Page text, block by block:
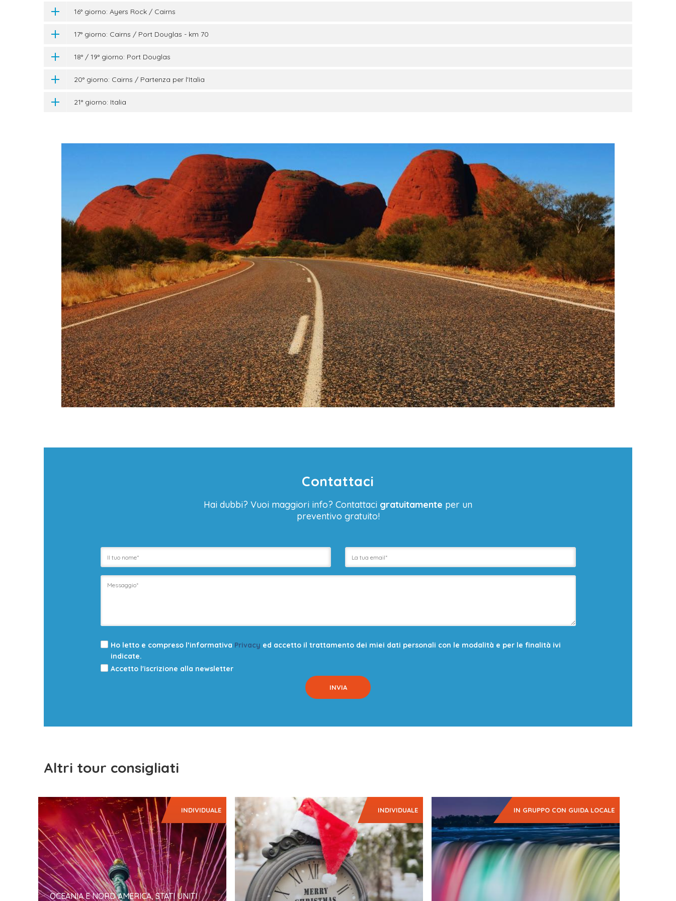
16° giorno: Ayers Rock / Cairns
17° giorno: Cairns / Port Douglas - km 70
18° / 19° giorno: Port Douglas
20° giorno: Cairns / Partenza per l'Italia
21° giorno: Italia
Contattaci
Hai dubbi? Vuoi maggiori info? Contattaci gratuitamente per un
preventivo gratuito!
Ho letto e compreso l’informativa Privacy ed accetto il trattamento dei miei dati personali con le modalità e per le finalità ivi
indicate.
Accetto l'iscrizione alla newsletter
Altri tour consigliati
INDIVIDUALE
OCEANIA E NORD AMERICA, STATI UNITI
New York nel miglior periodo dell’anno!…
INDIVIDUALE
New York non ha bisogno di presentazioni!
E' uno degli agglomerati urbani più…
IN GRUPPO CON GUIDA LOCALE
Un itinerario guidato attraverso le città più
rappresentative e interessanti dell’Est…